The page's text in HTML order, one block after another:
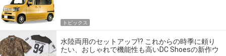
トピックス
水陸両用のセットアップ!? これからの時季に頼り
たい、おしゃれで機能性も高いDC Shoesの新作ウ